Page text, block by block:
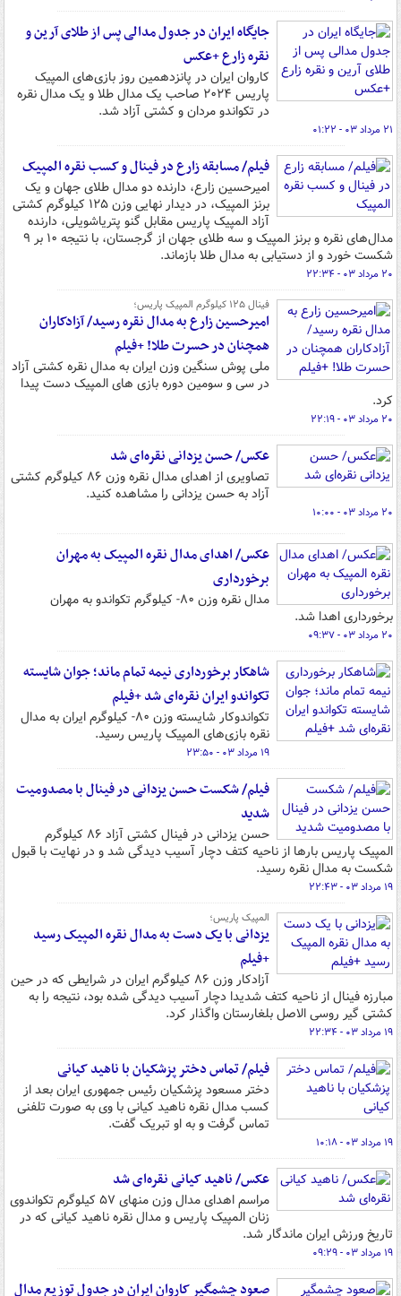
جایگاه ایران در جدول مدالی پس از طلای آرین و
نقره زارع +عکس
کاروان ایران در پانزدهمین روز بازی‌های المپیک
پاریس ۲۰۲۴ صاحب یک مدال طلا و یک مدال نقره
در تکواندو مردان و کشتی آزاد شد.
۲۱ مرداد ۰۳ - ۰۱:۲۲
فیلم/ مسابقه زارع در فینال و کسب نقره المپیک
امیرحسین زارع، دارنده دو مدال طلای جهان و یک
برنز المپیک، در دیدار نهایی وزن ۱۲۵ کیلوگرم کشتی
آزاد المپیک پاریس مقابل گنو پتریاشویلی، دارنده
مدال‌های نقره و برنز المپیک و سه طلای جهان از گرجستان، با نتیجه ۱۰ بر ۹
شکست خورد و از دستیابی به مدال طلا ‌بازماند.
۲۰ مرداد ۰۳ - ۲۲:۳۴
فینال ۱۲۵ کیلوگرم المپیک پاریس؛
امیرحسین زارع به مدال نقره رسید/ آزادکاران
همچنان در حسرت طلا! +فیلم
ملی پوش سنگین وزن ایران به مدال نقره کشتی آزاد
در سی و سومین دوره بازی های المپیک دست پیدا
کرد.
۲۰ مرداد ۰۳ - ۲۲:۱۹
عکس/ حسن یزدانی نقره‌ای شد
تصاویری از اهدای مدال نقره وزن ۸۶ کیلوگرم کشتی
آزاد به حسن یزدانی را مشاهده کنید.
۲۰ مرداد ۰۳ - ۱۰:۰۰
عکس/ اهدای مدال نقره المپیک به مهران
برخورداری
مدال نقره وزن ۸۰- کیلوگرم تکواندو به مهران
برخورداری اهدا شد.
۲۰ مرداد ۰۳ - ۰۹:۳۷
شاهکار برخورداری نیمه تمام ماند؛ جوان شایسته
تکواندو ایران نقره‌ای‌ شد +فیلم
تکواندوکار شایسته وزن ۸۰- کیلوگرم ایران به مدال
نقره بازی‌های المپیک پاریس رسید.
۱۹ مرداد ۰۳ - ۲۳:۵۰
فیلم/ شکست حسن یزدانی در فینال با مصدومیت
شدید
حسن یزدانی در فینال کشتی آزاد ۸۶ کیلوگرم
المپیک پاریس بارها از ناحیه کتف دچار آسیب دیدگی شد و در نهایت با قبول
شکست به مدال نقره رسید.
۱۹ مرداد ۰۳ - ۲۲:۴۳
المپیک پاریس؛
یزدانی با یک دست به مدال نقره المپیک رسید
+فیلم
آزادکار وزن ۸۶ کیلوگرم ایران در شرایطی که در حین
مبارزه فینال از ناحیه کتف شدیدا دچار آسیب دیدگی شده بود، نتیجه را به
کشتی گیر روسی الاصل بلغارستان واگذار کرد.
۱۹ مرداد ۰۳ - ۲۲:۳۴
فیلم/ تماس دختر پزشکیان با ناهید کیانی
دختر مسعود پزشکیان رئیس جمهوری ایران بعد از
کسب مدال نقره ناهید کیانی با وی به صورت تلفنی
تماس گرفت و به او تبریک گفت.
۱۹ مرداد ۰۳ - ۱۰:۱۸
عکس/ ناهید کیانی نقره‌ای شد
مراسم اهدای مدال وزن منهای ۵٧ کیلوگرم تکواندوی
زنان المپیک پاریس و مدال نقره ناهید کیانی که در
تاریخ ورزش ایران ماندگار شد.
۱۹ مرداد ۰۳ - ۰۹:۲۹
صعود چشمگیر کاروان ایران در جدول توزیع مدال